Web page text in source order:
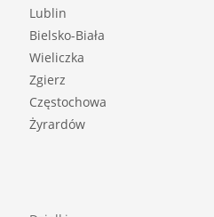
Lublin
Bielsko-Biała
Wieliczka
Zgierz
Częstochowa
Żyrardów